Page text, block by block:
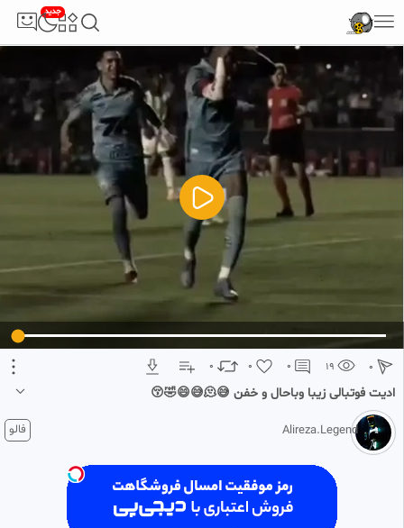
جدید
0 0 0 19 0
ادیت فوتبالی زیبا وباحال و خفن 😅🫠😅😄🤣😚
ممنون از حمایتتان با تش‌کر که ما را دنبال کردید
Alireza.Legend فالو